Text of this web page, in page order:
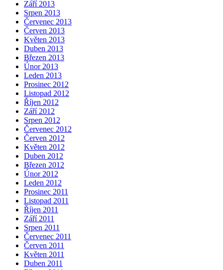
Září 2013
Srpen 2013
Červenec 2013
Červen 2013
Květen 2013
Duben 2013
Březen 2013
Únor 2013
Leden 2013
Prosinec 2012
Listopad 2012
Říjen 2012
Září 2012
Srpen 2012
Červenec 2012
Červen 2012
Květen 2012
Duben 2012
Březen 2012
Únor 2012
Leden 2012
Prosinec 2011
Listopad 2011
Říjen 2011
Září 2011
Srpen 2011
Červenec 2011
Červen 2011
Květen 2011
Duben 2011